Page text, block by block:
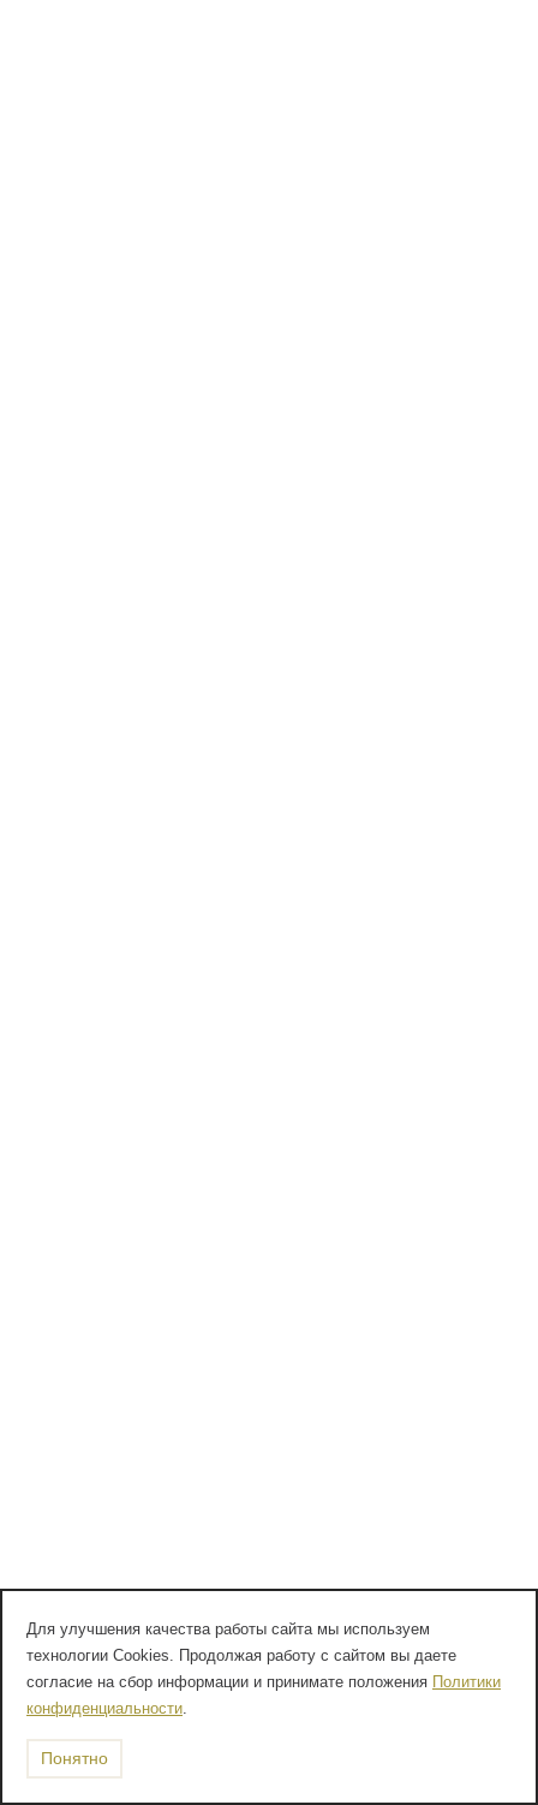
Для улучшения качества работы сайта мы используем
технологии Cookies. Продолжая работу с сайтом вы даете
согласие на сбор информации и принимате положения Политики
конфиденциальности.
Понятно